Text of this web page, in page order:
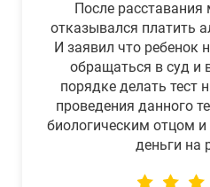
После
отказывался платить
И заявил что ребенок
обращаться в суд и
порядке делать тест
проведения данного
биологическим отцом
деньги на